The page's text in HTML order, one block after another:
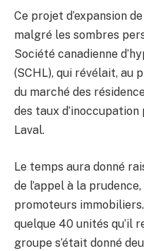
Ce projet d’expansion
malgré les sombres
Société canadienne
(SCHL), qui révélait, au
du marché des
des taux
Laval.
Le temps aura donné
de l’appel à la
promoteurs
quelque 40 unités qu’il
groupe s’était donné